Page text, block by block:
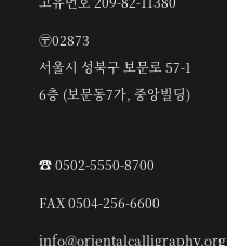
〶02873
서울시 성북구 보문로 57-1
6층 (보문동7가, 중앙빌딩)
☎︎ 0502-5550-8700
FAX 0504-256-6600
info@orientalcalligraphy.org